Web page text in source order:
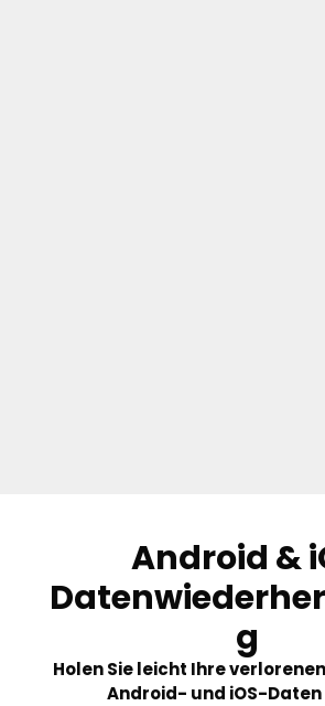
content
Android &
g
Holen Sie leicht Ihre
Android- und iOS-